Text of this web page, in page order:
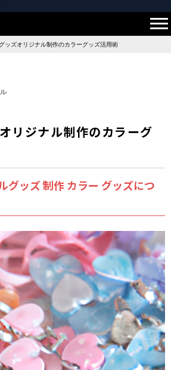
ッズオリジナル制作のカラーグッズ活用術
リジナル制作のカラーグ
グッズ 制作 カラー グッズにつ